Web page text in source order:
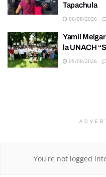
Tapachula
06/08/2026
Yamil
la UNACH
05/08/2026
You're not logged